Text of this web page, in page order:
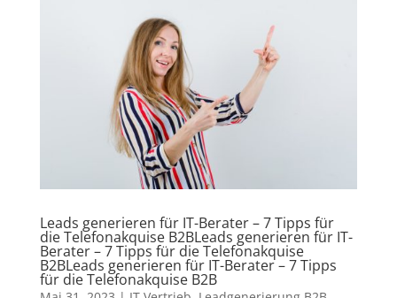
Leads generieren für IT-Berater – 7 Tipps für
die Telefonakquise B2BLeads generieren für IT-
Berater – 7 Tipps für die Telefonakquise
B2BLeads generieren für IT-Berater – 7 Tipps
für die Telefonakquise B2B